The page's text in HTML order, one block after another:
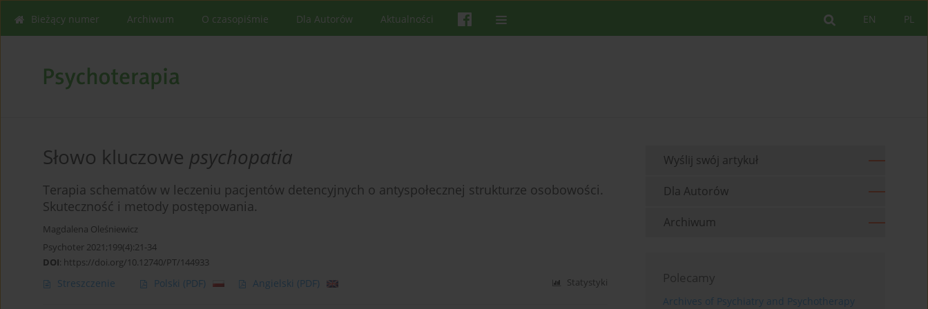
PL
EN
Bieżący numer Archiwum O czasopiśmie Dla Autorów Aktualności
Słowo kluczowe psychopatia
Terapia schematów w leczeniu pacjentów detencyjnych o antyspołecznej strukturze osobowości.
Skuteczność i metody postępowania.
Magdalena Oleśniewicz
Psychoter 2021;199(4):21-34
DOI: https://doi.org/10.12740/PT/144933
Streszczenie Polski (PDF) Angielski (PDF) Statystyki
Wyślij swój artykuł
Dla Autorów
Archiwum
Polecamy
Archives of Psychiatry and Psychotherapy